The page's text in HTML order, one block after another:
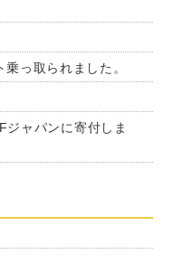
っ取られました。
ジャパンに寄付しま